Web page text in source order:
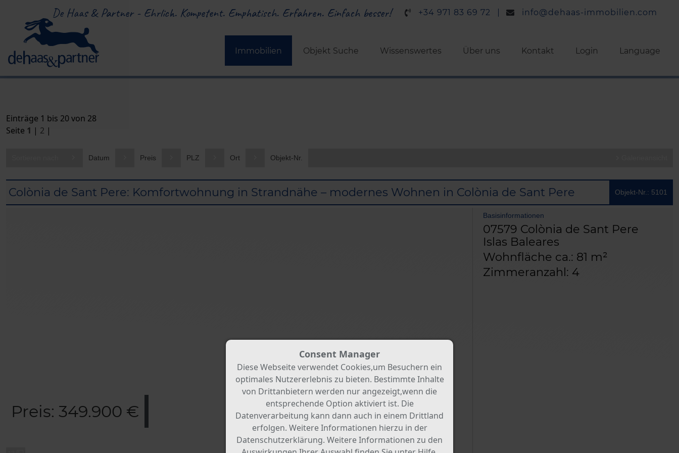
De Haas & Partner - Ehrlich. Kompetent. Emphatisch. Erfahren. Einfach besser! +34 971 83 69 72 info@dehaas-immobilien.com
Immobilien Objekt Suche Wissenswertes Über uns Kontakt Login Language
Einträge 1 bis 20 von 28
Seite 1 | 2 |
Datum Preis PLZ Ort Objekt-Nr.
Colònia de Sant Pere: Komfortwohnung in Strandnähe – modernes Wohnen in Colònia de Sant Pere Objekt-Nr.: 5101
Basisinformationen
07579 Colònia de Sant Pere
Islas Baleares
Preis: 349.900 €
Wohnfläche ca.: 81 m²
Zimmeranzahl: 4
Consent Manager
Diese Webseite verwendet Cookies,um Besuchern ein
optimales Nutzererlebnis zu bieten. Bestimmte Inhalte
von Drittanbietern werden nur angezeigt,wenn die
entsprechende Option aktiviert ist. Die
Datenverarbeitung kann dann auch in einem Drittland
erfolgen. Weitere Informationen hierzu in der
Datenschutzerklärung. Weitere Informationen zu den